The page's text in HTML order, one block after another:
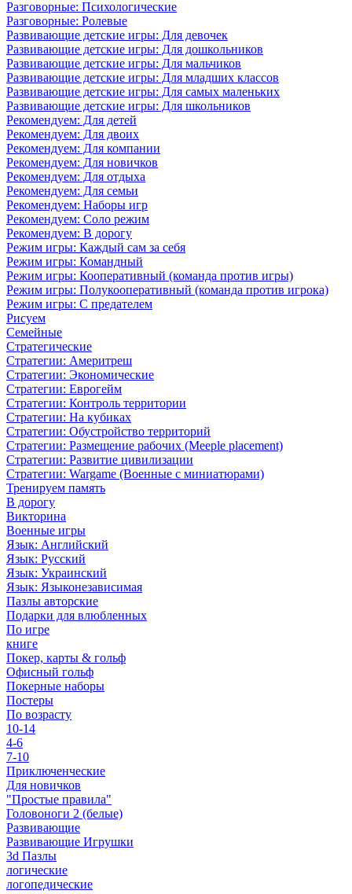
Разговорные: Психологические
Разговорные: Ролевые
Развивающие детские игры: Для девочек
Развивающие детские игры: Для дошкольников
Развивающие детские игры: Для мальчиков
Развивающие детские игры: Для младших классов
Развивающие детские игры: Для самых маленьких
Развивающие детские игры: Для школьников
Рекомендуем: Для детей
Рекомендуем: Для двоих
Рекомендуем: Для компании
Рекомендуем: Для новичков
Рекомендуем: Для отдыха
Рекомендуем: Для семьи
Рекомендуем: Наборы игр
Рекомендуем: Соло режим
Рекомендуем: В дорогу
Режим игры: Каждый сам за себя
Режим игры: Командный
Режим игры: Кооперативный (команда против игры)
Режим игры: Полукооперативный (команда против игрока)
Режим игры: С предателем
Рисуем
Семейные
Стратегические
Стратегии: Америтреш
Стратегии: Экономические
Стратегии: Еврогейм
Стратегии: Контроль территории
Стратегии: На кубиках
Стратегии: Обустройство территорий
Стратегии: Размещение рабочих (Meeple placement)
Стратегии: Развитие цивилизации
Стратегии: Wargame (Военные с миниатюрами)
Тренируем память
В дорогу
Викторина
Военные игры
Язык: Английский
Язык: Русский
Язык: Украинский
Язык: Языконезависимая
Пазлы авторские
Подарки для влюбленных
По игре
книге
Покер, карты & гольф
Офисный гольф
Покерные наборы
Постеры
По возрасту
10-14
4-6
7-10
Приключенческие
Для новичков
"Простые правила"
Головоноги 2 (белые)
Развивающие
Развивающие Игрушки
3d Пазлы
логические
логопедические